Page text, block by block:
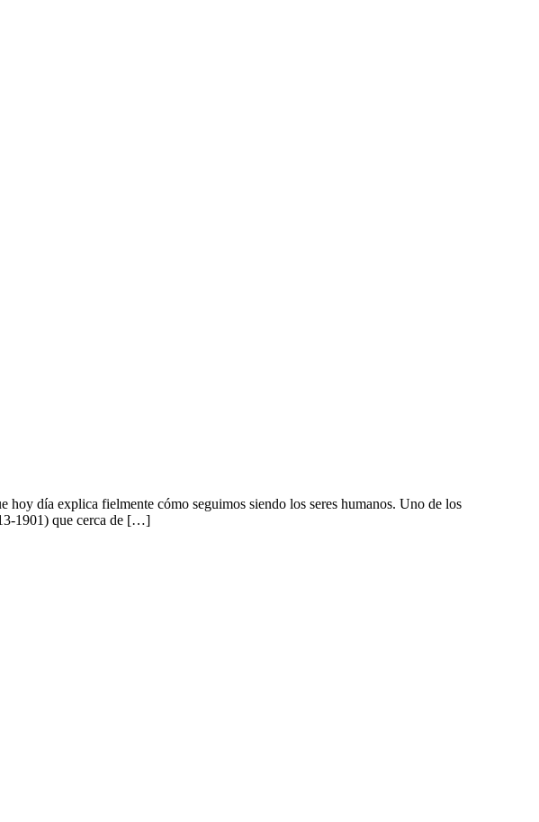
día explica fielmente cómo seguimos siendo los seres humanos. Uno de los
1901) que cerca de […]